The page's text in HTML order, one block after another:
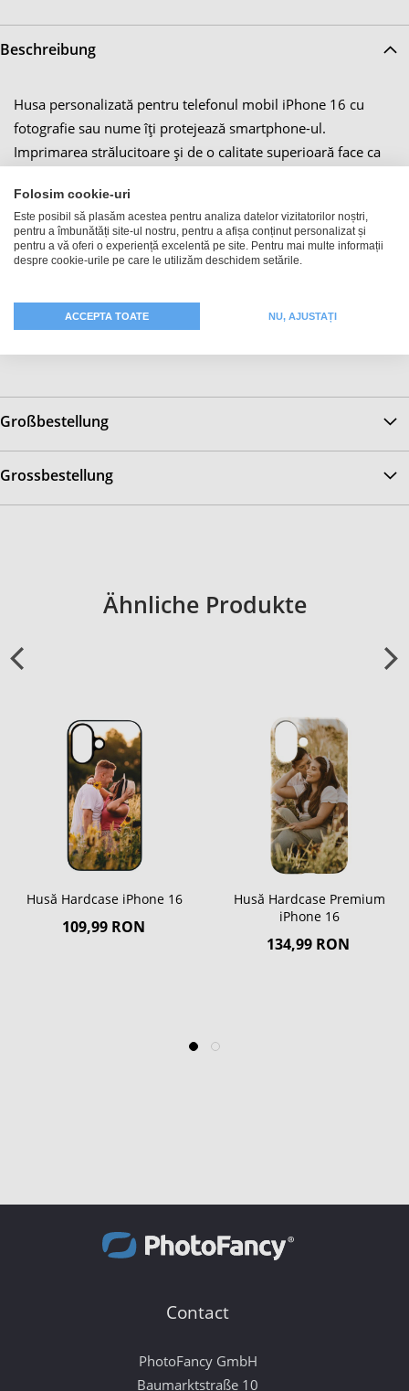
Beschreibung
Husa personalizată pentru telefonul mobil iPhone 16 cu
fotografie sau nume îți protejează smartphone-ul.
Imprimarea strălucitoare și de o calitate superioară face ca
atracție. Decupajele potrivite pentru elementele de comandă
și pentru camera foto asigură faptul că husa de protecție
pentru iPhone 16 este un însoțitor practic și stilat în viața de
zi cu zi. În mod deosebit, protecția premium împotriva
laterali ai telefonului tău, este foarte utilă. Astfel, acesta nu
Großbestellung
Grossbestellung
Ähnliche Produkte
Husă Hardcase iPhone 16
109,99 RON
Husă Hardcase Premium
iPhone 16
134,99 RON
Contact
PhotoFancy GmbH
Baumarktstraße 10
Folosim cookie-uri
Este posibil să plasăm acestea pentru analiza datelor vizitatorilor noștri,
pentru a îmbunătăți site-ul nostru, pentru a afișa conținut personalizat și
pentru a vă oferi o experiență excelentă pe site. Pentru mai multe informații
despre cookie-urile pe care le utilizăm deschidem setările.
ACCEPTA TOATE NU, AJUSTAȚI